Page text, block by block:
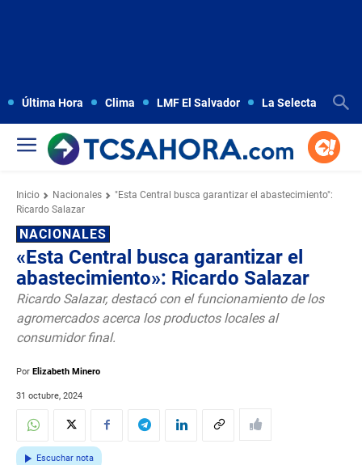
Última Hora Clima LMF El Salvador La Selecta
Inicio Nacionales
"Esta Central busca garantizar el abastecimiento":
Ricardo Salazar
NACIONALES
«Esta Central busca garantizar el
abastecimiento»: Ricardo Salazar
Ricardo Salazar, destacó con el funcionamiento de los
agromercados acerca los productos locales al
consumidor final.
Por Elizabeth Minero
31 octubre, 2024
Escuchar nota